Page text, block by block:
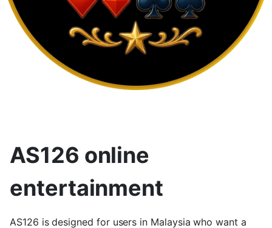
AS126 online
entertainment
AS126 is designed for users in Malaysia who want a